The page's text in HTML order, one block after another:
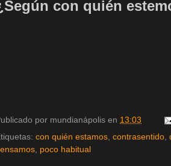
con quién
por mundianápolis en 13:03
con quién estamos, contrasentido,
, poco habitual